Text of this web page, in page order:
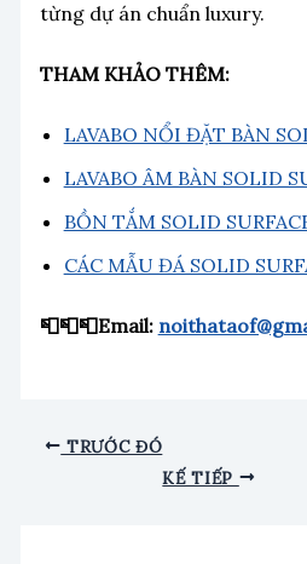
từng dự án chuẩn luxury.
THAM KHẢO THÊM:
LAVABO NỔI ĐẶT BÀN
LAVABO ÂM BÀN SOLID
BỒN TẮM SOLID
CÁC MẪU ĐÁ SOLID
📮📮📮Email:
TRƯỚC ĐÓ
KẾ TIẾP